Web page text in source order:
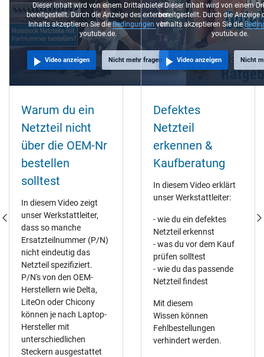
Dieser Inhalt wird von einem Drittanbieter
bereitgestellt. Durch die Anzeige des externen
Inhalts akzeptieren Sie dieBedingungen von
youtube.de.
Video anzeigen Nicht mehr fragen
Warum du ein
Netzteil nicht
über die OEM-Nr
bestellen
solltest
In diesem Video zeigt
unser Werkstattleiter,
dass so manche
Ersatzteilnummer (P/N)
nicht eindeutig das
Netzteil spezifiziert.
P/N's von den OEM-
Herstellern wie Delta,
LiteOn oder Chicony
können je nach Laptop-
Hersteller mit
unterschiedlichen
Steckern ausgestattet
Dieser Inhalt wird von einem
bereitgestellt. Durch die Anzeige
Inhalts akzeptieren Sie die
youtube.de.
Video anzeigen Nicht
Defektes
Netzteil
erkennen &
Kaufberatung
In diesem Video erklärt
unser Werkstattleiter:
- wie du ein defektes
Netzteil erkennst
- was du vor dem Kauf
prüfen solltest
- wie du das passende
Netzteil findest
Mit diesem
Wissen können
Fehlbestellungen
verhindert werden.